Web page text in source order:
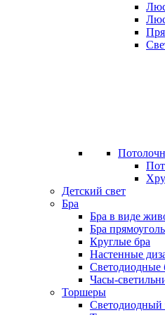
Детский свет
Бра
Бра в виде
Бра
Круглые бра
Настенные
Светодиодные
Часы-
Торшеры